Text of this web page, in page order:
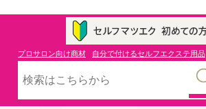
プロサロン向け商材 自分で付けるセルフエクステ用品